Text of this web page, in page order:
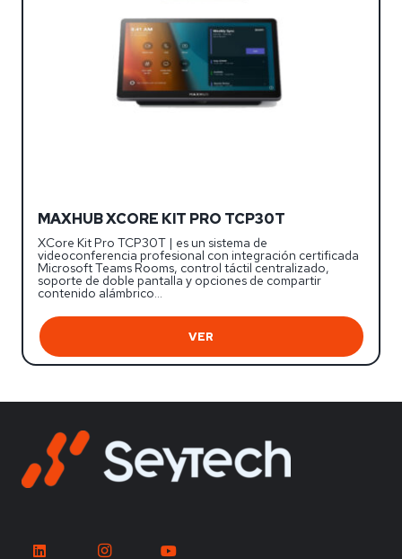
MAXHUB XCORE KIT PRO TCP30T
XCore Kit Pro TCP30T | es un sistema de
videoconferencia profesional con integración certificada
Microsoft Teams Rooms, control táctil centralizado,
soporte de doble pantalla y opciones de compartir
contenido alámbrico…
VER